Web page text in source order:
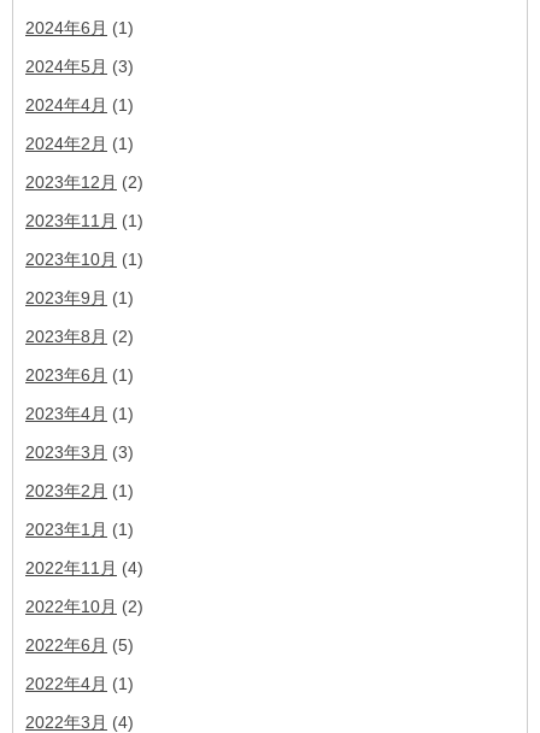
2024年6月 (1)
2024年5月 (3)
2024年4月 (1)
2024年2月 (1)
2023年12月 (2)
2023年11月 (1)
2023年10月 (1)
2023年9月 (1)
2023年8月 (2)
2023年6月 (1)
2023年4月 (1)
2023年3月 (3)
2023年2月 (1)
2023年1月 (1)
2022年11月 (4)
2022年10月 (2)
2022年6月 (5)
2022年4月 (1)
2022年3月 (4)